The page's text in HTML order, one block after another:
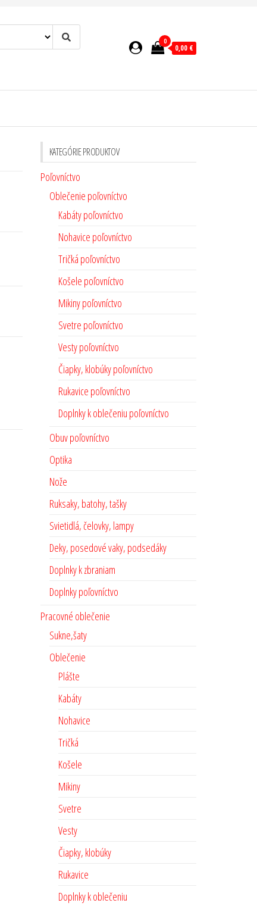
0
0,00 €
KATEGÓRIE PRODUKTOV
Poľovníctvo
Oblečenie poľovníctvo
Kabáty poľovníctvo
Nohavice poľovníctvo
Tričká poľovníctvo
Košele poľovníctvo
Mikiny poľovníctvo
Svetre poľovníctvo
Vesty poľovníctvo
Čiapky, klobúky poľovníctvo
Rukavice poľovníctvo
Doplnky k oblečeniu poľovníctvo
Obuv poľovníctvo
Optika
Nože
Ruksaky, batohy, tašky
Svietidlá, čelovky, lampy
Deky, posedové vaky, podsedáky
Doplnky k zbraniam
Doplnky poľovníctvo
Pracovné oblečenie
Sukne,šaty
Oblečenie
Plášte
Kabáty
Nohavice
Tričká
Košele
Mikiny
Svetre
Vesty
Čiapky, klobúky
Rukavice
Doplnky k oblečeniu